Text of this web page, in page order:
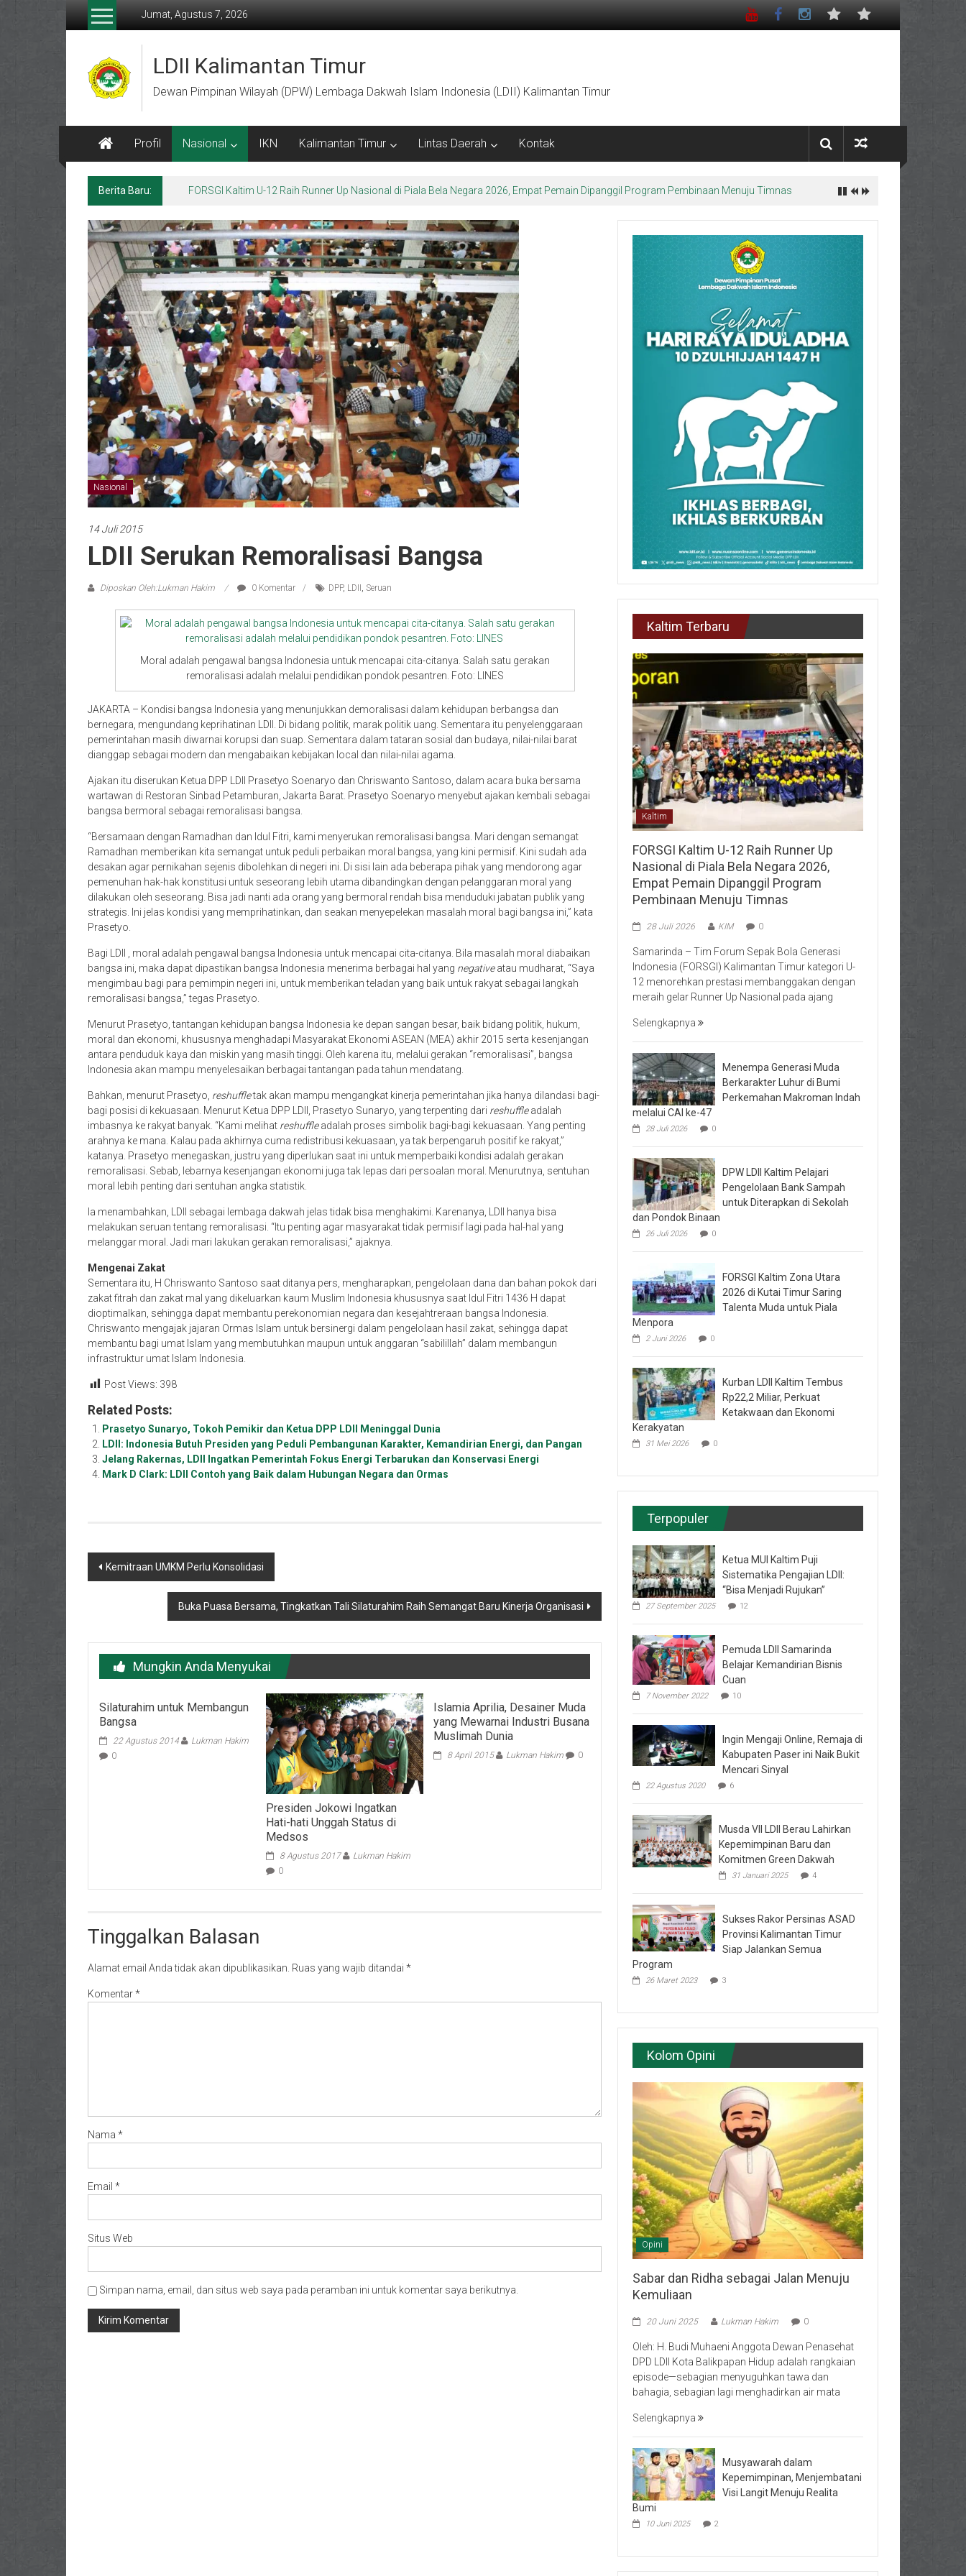
Lompat
Jumat, Agustus 7, 2026
LDII Kalimantan Timur
Dewan Pimpinan Wilayah (DPW) Lembaga Dakwah Islam Indonesia (LDII) Kalimantan Timur
Profil Nasional IKN Kalimantan Timur Lintas Daerah Kontak
Berita Baru: Menempa Generasi Muda Berkarakter Luhur di Bumi Perkemahan Makroman Indah melalui CAI ke-47
Nasional
14 Juli 2015
LDII Serukan Remoralisasi Bangsa
Diposkan Oleh:Lukman Hakim 0 Komentar DPP, LDII , Seruan
Moral adalah pengawal bangsa Indonesia untuk mencapai cita-citanya. Salah satu gerakan
remoralisasi adalah melalui pendidikan pondok pesantren. Foto: LINES
JAKARTA – Kondisi bangsa Indonesia yang menunjukkan demoralisasi dalam kehidupan berbangsa dan
bernegara, mengundang keprihatinan LDII. Di bidang politik, marak politik uang. Sementara itu penyelenggaraan
pemerintahan masih diwarnai korupsi dan suap. Sementara dalam tataran sosial dan budaya, nilai-nilai barat
dianggap sebagai modern dan mengabaikan kebijakan local dan nilai-nilai agama.
Ajakan itu diserukan Ketua DPP LDII Prasetyo Soenaryo dan Chriswanto Santoso, dalam acara buka bersama
wartawan di Restoran Sinbad Petamburan, Jakarta Barat. Prasetyo Soenaryo menyebut ajakan kembali sebagai
bangsa bermoral sebagai remoralisasi bangsa.
“Bersamaan dengan Ramadhan dan Idul Fitri, kami menyerukan remoralisasi bangsa. Mari dengan semangat
Ramadhan memberikan kita semangat untuk peduli perbaikan moral bangsa, yang kini permisif. Kini sudah ada
desakan agar pernikahan sejenis dibolehkan di negeri ini. Di sisi lain ada beberapa pihak yang mendorong agar
pemenuhan hak-hak konstitusi untuk seseorang lebih utama dibandingkan dengan pelanggaran moral yang
dilakukan oleh seseorang. Bisa jadi nanti ada orang yang bermoral rendah bisa menduduki jabatan publik yang
strategis. Ini jelas kondisi yang memprihatinkan, dan seakan menyepelekan masalah moral bagi bangsa ini,” kata
Prasetyo.
Bagi LDII , moral adalah pengawal bangsa Indonesia untuk mencapai cita-citanya. Bila masalah moral diabaikan
bangsa ini, maka dapat dipastikan bangsa Indonesia menerima berbagai hal yang negativeatau mudharat, “Saya
mengimbau bagi para pemimpin negeri ini, untuk memberikan teladan yang baik untuk rakyat sebagai langkah
remoralisasi bangsa,” tegas Prasetyo.
Menurut Prasetyo, tantangan kehidupan bangsa Indonesia ke depan sangan besar, baik bidang politik, hukum,
moral dan ekonomi, khususnya menghadapi Masyarakat Ekonomi ASEAN (MEA) akhir 2015 serta kesenjangan
antara penduduk kaya dan miskin yang masih tinggi. Oleh karena itu, melalui gerakan “remoralisasi”, bangsa
Indonesia akan mampu menyelesaikan berbagai tantangan pada tahun mendatang.
Bahkan, menurut Prasetyo, reshuffletak akan mampu mengangkat kinerja pemerintahan jika hanya dilandasi bagi-
bagi posisi di kekuasaan. Menurut Ketua DPP LDII, Prasetyo Sunaryo, yang terpenting dari reshuffleadalah
imbasnya ke rakyat banyak. “Kami melihat reshuffleadalah proses simbolik bagi-bagi kekuasaan. Yang penting
arahnya ke mana. Kalau pada akhirnya cuma redistribusi kekuasaan, ya tak berpengaruh positif ke rakyat,”
katanya. Prasetyo menegaskan, justru yang diperlukan saat ini untuk memperbaiki kondisi adalah gerakan
remoralisasi. Sebab, lebarnya kesenjangan ekonomi juga tak lepas dari persoalan moral. Menurutnya, sentuhan
moral lebih penting dari sentuhan angka statistik.
Ia menambahkan, LDII sebagai lembaga dakwah jelas tidak bisa menghakimi. Karenanya, LDII hanya bisa
melakukan seruan tentang remoralisasi. “Itu penting agar masyarakat tidak permisif lagi pada hal-hal yang
melanggar moral. Jadi mari lakukan gerakan remoralisasi,” ajaknya.
Mengenai Zakat
Sementara itu, H Chriswanto Santoso saat ditanya pers, mengharapkan, pengelolaan dana dan bahan pokok dari
zakat fitrah dan zakat mal yang dikeluarkan kaum Muslim Indonesia khususnya saat Idul Fitri 1436 H dapat
dioptimalkan, sehingga dapat membantu perekonomian negara dan kesejahtreraan bangsa Indonesia.
Chriswanto mengajak jajaran Ormas Islam untuk bersinergi dalam pengelolaan hasil zakat, sehingga dapat
membantu bagi umat Islam yang membutuhkan maupun untuk anggaran “sabilillah” dalam membangun
infrastruktur umat Islam Indonesia.
Post Views: 398
Related Posts:
Prasetyo Sunaryo, Tokoh Pemikir dan Ketua DPP LDII Meninggal Dunia
LDII: Indonesia Butuh Presiden yang Peduli Pembangunan Karakter, Kemandirian Energi, dan Pangan
Jelang Rakernas, LDII Ingatkan Pemerintah Fokus Energi Terbarukan dan Konservasi Energi
Mark D Clark: LDII Contoh yang Baik dalam Hubungan Negara dan Ormas
Navigasi
Kemitraan UMKM Perlu Konsolidasi
Buka Puasa Bersama, Tingkatkan Tali Silaturahim Raih Semangat Baru Kinerja Organisasi
Mungkin Anda Menyukai
Silaturahim untuk Membangun
Bangsa
22 Agustus 2014
Lukman Hakim
0
Presiden Jokowi Ingatkan
Hati-hati Unggah Status di
Medsos
8 Agustus 2017
Lukman Hakim
0
Islamia Aprilia, Desainer Muda
yang Mewarnai Industri Busana
Muslimah Dunia
8 April 2015 Lukman Hakim 0
Tinggalkan Balasan
Alamat email Anda tidak akan dipublikasikan. Ruas yang wajib ditandai *
Komentar*
Nama *
Email *
Situs Web
Simpan nama, email, dan situs web saya pada peramban ini untuk komentar saya berikutnya.
Kaltim Terbaru
Kaltim
FORSGI Kaltim U-12 Raih Runner Up
Nasional di Piala Bela Negara 2026,
Empat Pemain Dipanggil Program
Pembinaan Menuju Timnas
28 Juli 2026 KIM 0
Samarinda – Tim Forum Sepak Bola Generasi
Indonesia (FORSGI) Kalimantan Timur kategori U-
12 menorehkan prestasi membanggakan dengan
meraih gelar Runner Up Nasional pada ajang
Selengkapnya
Menempa Generasi Muda
Berkarakter Luhur di Bumi
Perkemahan Makroman Indah
melalui CAI ke-47
28 Juli 2026 0
DPW LDII Kaltim Pelajari
Pengelolaan Bank Sampah
untuk Diterapkan di Sekolah
dan Pondok Binaan
26 Juli 2026 0
FORSGI Kaltim Zona Utara
2026 di Kutai Timur Saring
Talenta Muda untuk Piala
Menpora
2 Juni 2026 0
Kurban LDII Kaltim Tembus
Rp22,2 Miliar, Perkuat
Ketakwaan dan Ekonomi
Kerakyatan
31 Mei 2026 0
Terpopuler
Ketua MUI Kaltim Puji
Sistematika Pengajian LDII:
“Bisa Menjadi Rujukan”
27 September 2025 12
Pemuda LDII Samarinda
Belajar Kemandirian Bisnis
Cuan
7 November 2022 10
Ingin Mengaji Online, Remaja di
Kabupaten Paser ini Naik Bukit
Mencari Sinyal
22 Agustus 2020 6
Musda VII LDII Berau Lahirkan
Kepemimpinan Baru dan
Komitmen Green Dakwah
31 Januari 2025 4
Sukses Rakor Persinas ASAD
Provinsi Kalimantan Timur
Siap Jalankan Semua
Program
26 Maret 2023 3
Kolom Opini
Opini
Sabar dan Ridha sebagai Jalan Menuju
Kemuliaan
20 Juni 2025 Lukman Hakim 0
Oleh: H. Budi Muhaeni Anggota Dewan Penasehat
DPD LDII Kota Balikpapan Hidup adalah rangkaian
episode—sebagian menyuguhkan tawa dan
bahagia, sebagian lagi menghadirkan air mata
Selengkapnya
Musyawarah dalam
Kepemimpinan, Menjembatani
Visi Langit Menuju Realita
Bumi
10 Juni 2025 2